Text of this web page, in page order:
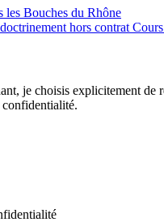
les Bouches du Rhône
hors contrat
je choisis explicitement